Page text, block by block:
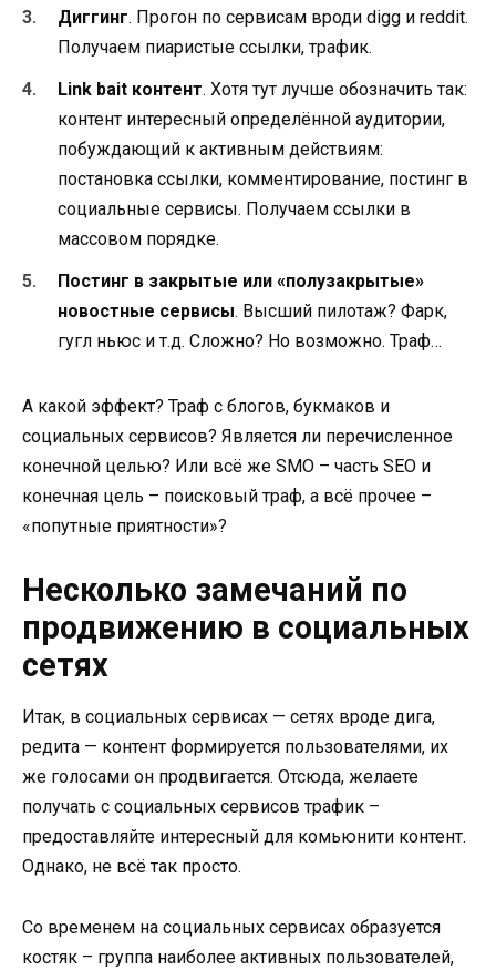
Диггинг. Прогон по сервисам вроди digg и reddit.
Получаем пиаристые ссылки, трафик.
Link bait контент. Хотя тут лучше обозначить так:
контент интересный определённой аудитории,
побуждающий к активным действиям:
постановка ссылки, комментирование, постинг в
социальные сервисы. Получаем ссылки в
массовом порядке.
Постинг в закрытые или «полузакрытые»
новостные сервисы. Высший пилотаж? Фарк,
гугл ньюс и т.д. Сложно? Но возможно. Траф…
А какой эффект? Траф с блогов, букмаков и
социальных сервисов? Является ли перечисленное
конечной целью? Или всё же SMO – часть SEO и
конечная цель – поисковый траф, а всё прочее –
«попутные приятности»?
Несколько замечаний по
продвижению в социальных
сетях
Итак, в социальных сервисах — сетях вроде дига,
редита — контент формируется пользователями, их
же голосами он продвигается. Отсюда, желаете
получать с социальных сервисов трафик –
предоставляйте интересный для комьюнити контент.
Однако, не всё так просто.
Со временем на социальных сервисах образуется
костяк – группа наиболее активных пользователей,